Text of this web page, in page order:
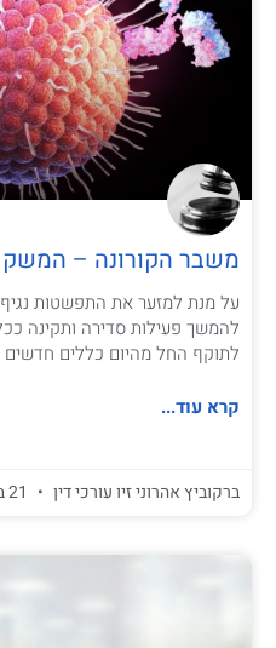
משבר הקורונה – המשק
על מנת למזער את התפשטות
להמשך פעילות סדירה ותקינה
לתוקף החל מהיום כללים חדשים
קרא עוד...
ברקוביץ אהרוני זיו עורכי דין